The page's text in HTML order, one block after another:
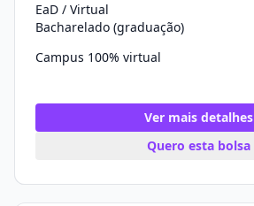
EaD / Virtual
Bacharelado (graduação)
Campus 100% virtual
Ver mais detalhes
Quero esta bolsa